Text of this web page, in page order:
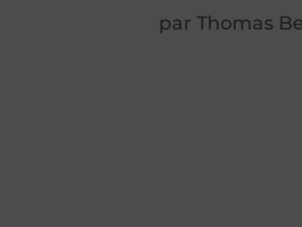
parThomas